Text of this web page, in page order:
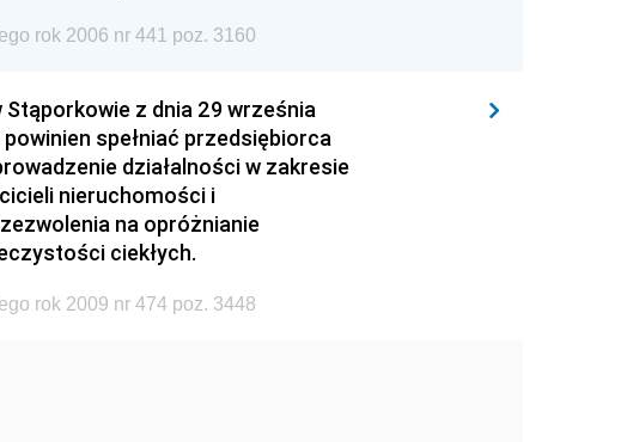
rok 2006 nr 441 poz. 3160
Stąporkowie z dnia 29 września
spełniać przedsiębiorca
działalności w zakresie
nieruchomości i
na opróżnianie
ciekłych.
rok 2009 nr 474 poz. 3448